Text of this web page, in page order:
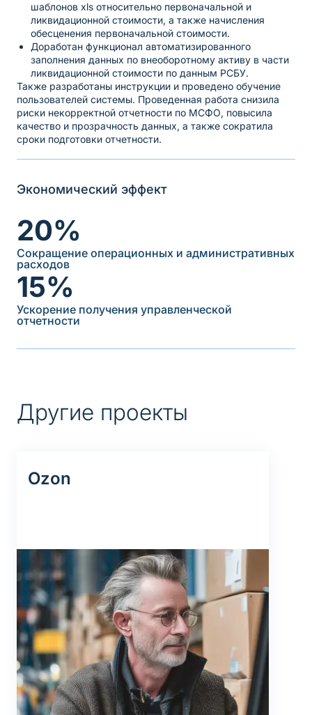
шаблонов xls относительно первоначальной и
ликвидационной стоимости, а также начисления
обесценения первоначальной стоимости.
Доработан функционал автоматизированного
заполнения данных по внеоборотному активу в части
ликвидационной стоимости по данным РСБУ.
Также разработаны инструкции и проведено обучение
пользователей системы. Проведенная работа снизила
риски некорректной отчетности по МСФО, повысила
качество и прозрачность данных, а также сократила
сроки подготовки отчетности.
Экономический эффект
20%
Сокращение операционных и административных
расходов
15%
Ускорение получения управленческой
отчетности
Другие проекты
Ozon